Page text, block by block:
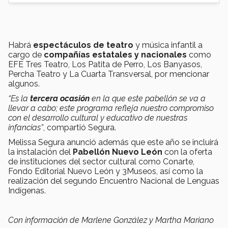
Habrá espectáculos de teatro y música infantil a
cargo de compañías estatales y nacionales como
EFE Tres Teatro, Los Patita de Perro, Los Banyasos,
Percha Teatro y La Cuarta Transversal, por mencionar
algunos.
“Es la tercera ocasión en la que este pabellón se va a
llevar a cabo; este programa refleja nuestro compromiso
con el desarrollo cultural y educativo de nuestras
infancias”, compartió Segura.
Melissa Segura anunció además que este año se incluirá
la instalación del Pabellón Nuevo León con la oferta
de instituciones del sector cultural como Conarte,
Fondo Editorial Nuevo León y 3Museos, así como la
realización del segundo Encuentro Nacional de Lenguas
Indígenas.
Con información de Marlene González y Martha Mariano